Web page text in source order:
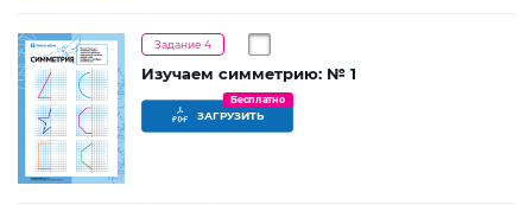
Задание 4
Изучаем симметрию: № 1
ЗАГРУЗИТЬ
Бесплатно